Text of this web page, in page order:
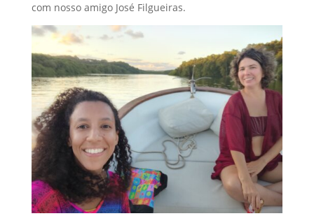
com nosso amigo José Filgueiras.